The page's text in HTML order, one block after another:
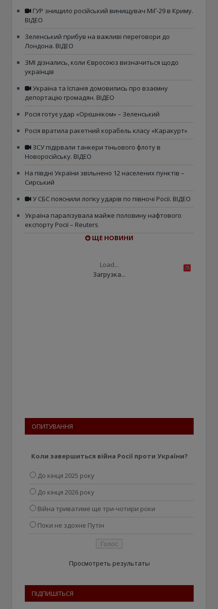
ГУР знищило російський винищувач МіГ-29 в Криму.
ВІДЕО
Зеленський прибув на важливі переговори до
Лондона. ВІДЕО
ЗМІ дізнались, коли Євросоюз визначиться щодо
українців
Україна та Іспанія домовились про взаємну
депортацію громадян. ВІДЕО
Росія готує удар «Орєшніком» – Зеленський
Росія вратила ракетний корабель класу «Каракурт»
ЗСУ підірвали танкери тіньового флоту в
Новоросійську. ВІДЕО
На півдні України звільнено 12 населених пунктів –
Сирський
У СБС пояснили логіку ударів по півночі Росії. ВІДЕО
Україна паралізувала майже половину нафтового
експорту Росії – Reuters
ЩЕ НОВИНИ
Load...
Загрузка...
ОПИТУВАННЯ
Коли завершиться війна Росії проти України?
До кінця 2025 року
До кінця 2026 року
Війна триватиме ще три-чотири роки
Поки не здохне Путін
Просмотреть результаты
ПІДПИШІТЬСЯ